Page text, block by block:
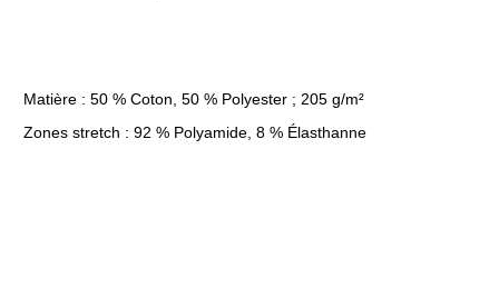
Matière : 50 % Coton, 50 % Polyester ; 205 g/m²
Zones stretch : 92 % Polyamide, 8 % Élasthanne